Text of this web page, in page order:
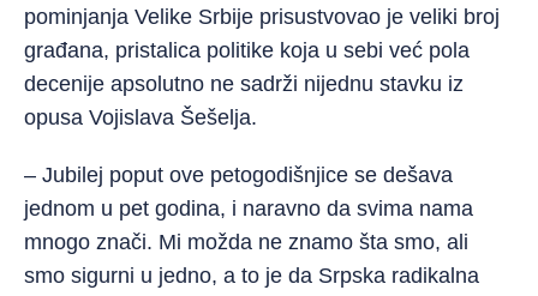
pominjanja Velike Srbije prisustvovao je veliki broj
građana, pristalica politike koja u sebi već pola
decenije apsolutno ne sadrži nijednu stavku iz
opusa Vojislava Šešelja.
– Jubilej poput ove petogodišnjice se dešava
jednom u pet godina, i naravno da svima nama
mnogo znači. Mi možda ne znamo šta smo, ali
smo sigurni u jedno, a to je da Srpska radikalna